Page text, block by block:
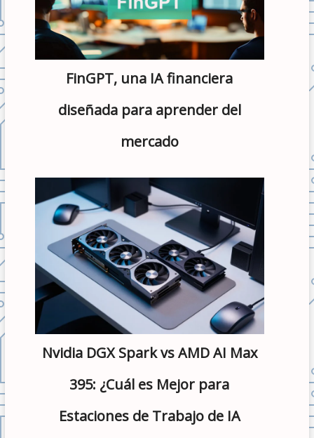
FinGPT, una IA financiera
diseñada para aprender del
mercado
Nvidia DGX Spark vs AMD AI Max
395: ¿Cuál es Mejor para
Estaciones de Trabajo de IA